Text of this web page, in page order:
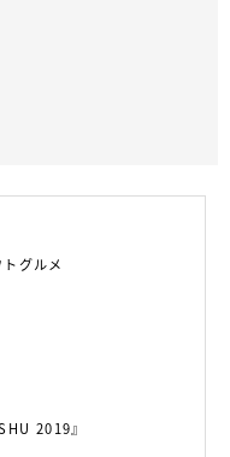
グルメ
2019』